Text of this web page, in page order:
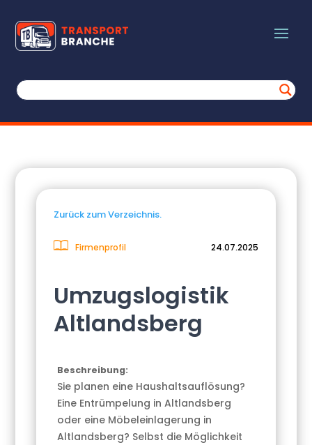
Zurück zum Verzeichnis.
Firmenprofil 24.07.2025
Umzugslogistik
Altlandsberg
Beschreibung:
Sie planen eine Haushaltsauflösung?
Eine Entrümpelung in Altlandsberg
oder eine Möbeleinlagerung in
Altlandsberg? Selbst die Möglichkeit